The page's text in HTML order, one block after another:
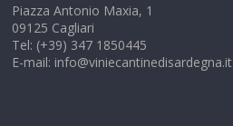
Piazza Antonio Maxia, 1
09125 Cagliari
Tel: (+39) 347 1850445
E-mail: info@viniecantinedisardegna.it